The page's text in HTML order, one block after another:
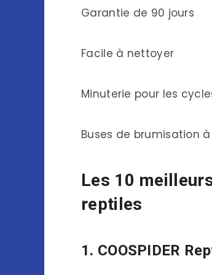
Garantie de 90 jours
Facile à nettoyer
Minuterie pour les
Buses de brumisation
Les 10
reptiles
1. COOSPIDER